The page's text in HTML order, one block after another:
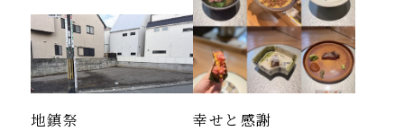
地鎮祭
幸せと感謝